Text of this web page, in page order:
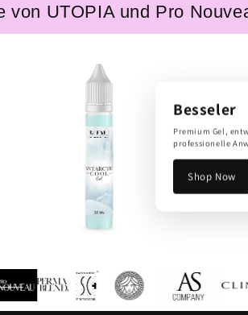
und Pro Nouveau und
Besseler
Premium Gel,
professionelle
Studioalltag.
Shop Now